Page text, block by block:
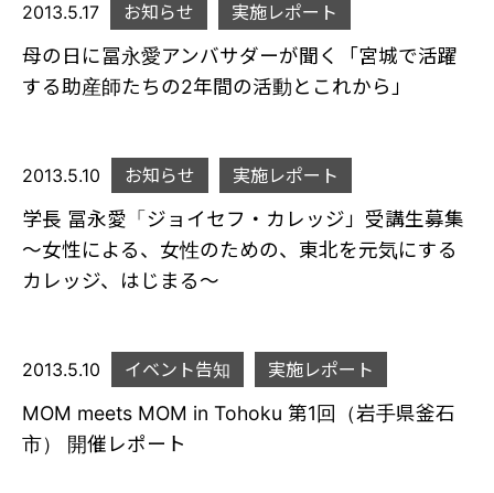
2013.5.17 お知らせ 実施レポート
母の日に冨永愛アンバサダーが聞く「宮城で活躍
する助産師たちの2年間の活動とこれから」
2013.5.10 お知らせ 実施レポート
学長 冨永愛「ジョイセフ・カレッジ」受講生募集
～女性による、女性のための、東北を元気にする
カレッジ、はじまる～
2013.5.10 イベント告知 実施レポート
MOM meets MOM in Tohoku 第1回（岩手県釜石
市） 開催レポート